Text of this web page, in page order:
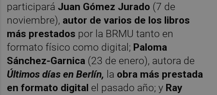
participará Juan Gómez Jurado (7 de
noviembre), autor de varios de los libros
más prestados por la BRMU tanto en
formato físico como digital; Paloma
Sánchez-Garnica (23 de enero), autora de
Últimos días en Berlín, la obra más prestada
en formato digital el pasado año; y Ray